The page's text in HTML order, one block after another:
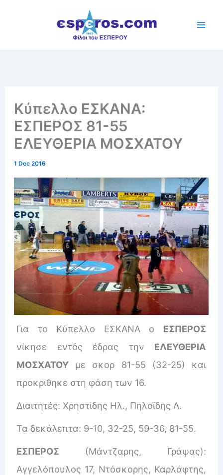
Κύπελλο ΕΣΚΑΝΑ:
ΕΣΠΕΡΟΣ 81-55
ΕΛΕΥΘΕΡΙΑ ΜΟΣΧΑΤΟΥ
1 Dec 2016
Για το Κύπελλο ΕΣΚΑΝΑ ο ΕΣΠΕΡΟΣ
νίκησε εντός έδρας την ΕΛΕΥΘΕΡΙΑ
ΜΟΣΧΑΤΟΥ με σκορ 81-55 (32-25) και
προκρίθηκε στη φάση των 16.
Διαιτητές: Χρηστίδης Ηλ., Πηλοϊδης Λ.
Τα δεκάλεπτα: 9-10, 32-25, 59-36, 81-55.
ΕΣΠΕΡΟΣ (Μάντζαρης, Γράψας):
Αγγελόπουλος 17, Ντόσκορης, Καρλάφτης,